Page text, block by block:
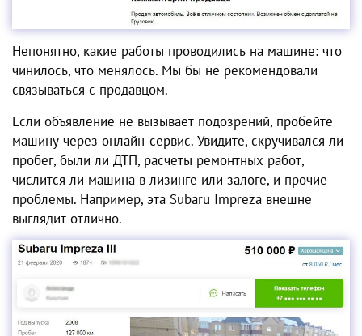
Непонятно, какие работы проводились на машине: что
чинилось, что менялось. Мы бы не рекомендовали
связываться с продавцом.
Если объявление не вызывает подозрений, пробейте
машину через онлайн-сервис. Увидите, скручивался ли
пробег, были ли ДТП, расчеты ремонтных работ,
числится ли машина в лизинге или залоге, и прочие
проблемы. Например, эта Subaru Impreza внешне
выглядит отлично.